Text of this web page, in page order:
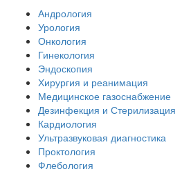
Андрология
Урология
Онкология
Гинекология
Эндоскопия
Хирургия и реанимация
Медицинское газоснабжение
Дезинфекция и Стерилизация
Кардиология
Ультразвуковая диагностика
Проктология
Флебология